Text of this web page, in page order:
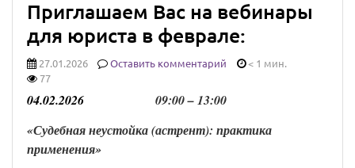
Приглашаем Вас на вебинары
для юриста в феврале:
27.01.2026 Оставить комментарий
< 1 мин.
77
04.02.2026 09:00 –13:00
«Судебная неустойка (астрент): практика
применения»